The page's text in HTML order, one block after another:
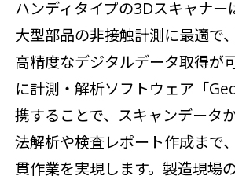
ハンディタイプの3Dスキャナー
大型部品の非接触計測に最適で
高精度なデジタルデータ取得が
に計測・解析ソフトウェア「
携することで、スキャンデータ
法解析や検査レポート作成まで
貫作業を実現します。製造現場